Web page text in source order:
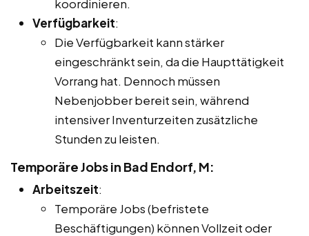
koordinieren.
Verfügbarkeit:
Die Verfügbarkeit kann stärker
eingeschränkt sein, da die Haupttätigkeit
Vorrang hat. Dennoch müssen
Nebenjobber bereit sein, während
intensiver Inventurzeiten zusätzliche
Stunden zu leisten.
Temporäre Jobs in Bad Endorf, M:
Arbeitszeit:
Temporäre Jobs (befristete
Beschäftigungen) können Vollzeit oder